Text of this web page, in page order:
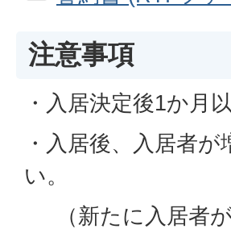
注意事項
・入居決定後1か月
・入居後、入居者
い。
（新たに入居者が